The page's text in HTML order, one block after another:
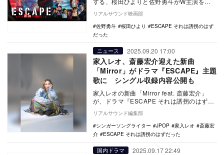
める新水曜ドラマ『ESCAPE それは誘拐の
はず…
リアルサウンド映画部
佐野勇斗
桜田ひより
ESCAPE それは誘拐のはず
だった
ニュース 2025.09.20 17:00
家入レオ、斎藤宏介迎えた新曲
「Mirror」がドラマ『ESCAPE』主題
歌に シングル収録内容公開も
家入レオの新曲「Mirror feat. 斎藤宏介」
が、ドラマ『ESCAPE それは誘拐のはずだ
った』（日本テレビ系）の主題歌に…
リアルサウンド編集部
シンガーソングライター
JPOP 家入レオ
斎藤宏
介
ESCAPE それは誘拐のはずだった
国内ドラマ 2025.09.17 22:49